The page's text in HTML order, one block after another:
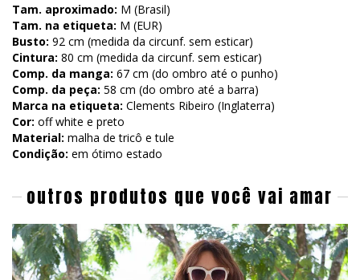
Tam. aproximado: M (Brasil)
Tam. na etiqueta: M (EUR)
Busto: 92 cm (medida da circunf. sem esticar)
Cintura: 80 cm (medida da circunf. sem esticar)
Comp. da manga: 67 cm (do ombro até o punho)
Comp. da peça: 58 cm (do ombro até a barra)
Marca na etiqueta: Clements Ribeiro (Inglaterra)
Cor: off white e preto
Material: malha de tricô e tule
Condição: em ótimo estado
outros produtos que você vai amar